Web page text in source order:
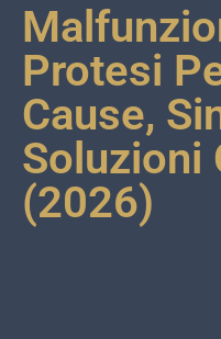
Protesi
Cause,
Soluzioni
(2026)